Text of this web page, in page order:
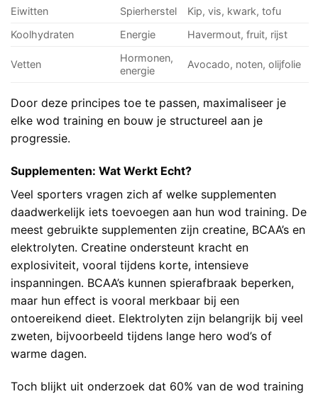
Eiwitten Spierherstel
Kip, vis, kwark, tofu
Koolhydraten
Energie Havermout, fruit, rijst
Vetten
Hormonen,
energie
Avocado, noten, olijfolie
Door deze principes toe te passen, maximaliseer je
elke wod training en bouw je structureel aan je
progressie.
Supplementen: Wat Werkt Echt?
Veel sporters vragen zich af welke supplementen
daadwerkelijk iets toevoegen aan hun wod training. De
meest gebruikte supplementen zijn creatine, BCAA’s en
elektrolyten. Creatine ondersteunt kracht en
explosiviteit, vooral tijdens korte, intensieve
inspanningen. BCAA’s kunnen spierafbraak beperken,
maar hun effect is vooral merkbaar bij een
ontoereikend dieet. Elektrolyten zijn belangrijk bij veel
zweten, bijvoorbeeld tijdens lange hero wod’s of
warme dagen.
Toch blijkt uit onderzoek dat 60% van de wod training